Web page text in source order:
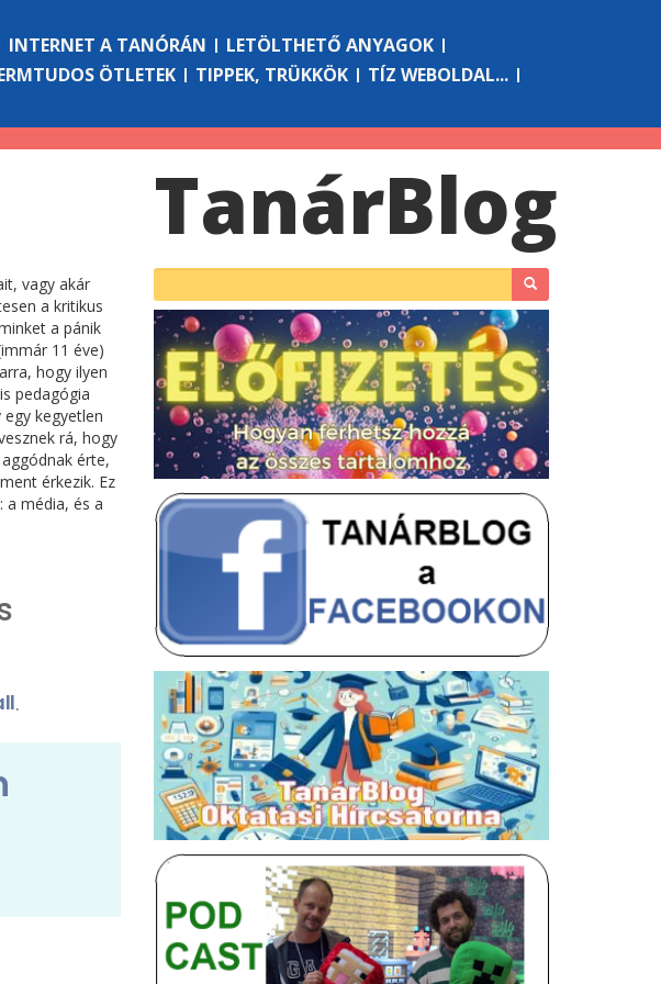
INTERNET A TANÓRÁN
LETÖLTHETŐ ANYAGOK
ÖTLETEK TIPPEK, TRÜKKÖK
TÍZ WEBOLDAL...
vagy akár
a kritikus
a pánik
11 éve)
hogy ilyen
pedagógia
egy kegyetlen
rá, hogy
érte,
érkezik. Ez
a média, és a
TanárBlog